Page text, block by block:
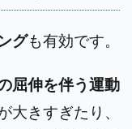
グも有効です。
屈伸を伴う運動
大きすぎたり、